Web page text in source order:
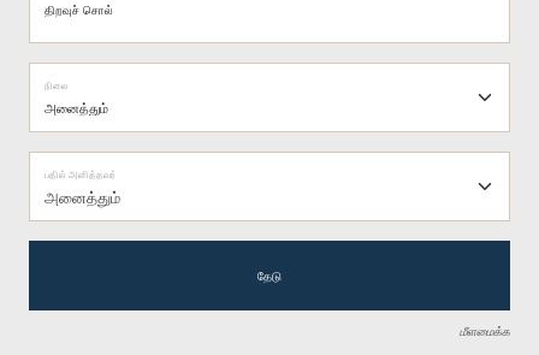
திறவுச் சொல்
நிலை
அனைத்தும்
பதில் அளித்தவர்
தேடு
மீளமைக்க